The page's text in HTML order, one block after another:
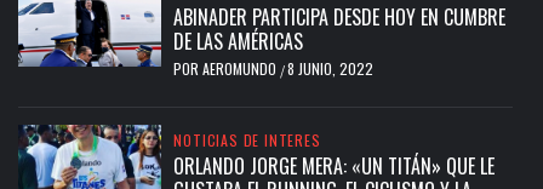
ABINADER PARTICIPA DESDE HOY EN CUMBRE
DE LAS AMÉRICAS
POR AEROMUNDO /8 JUNIO, 2022
NOTICIAS DE INTERES
ORLANDO JORGE MERA: «UN TITÁN» QUE LE